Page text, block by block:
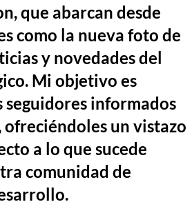
que abarcan desde
como la nueva foto de
y novedades del
Mi objetivo es
seguidores informados
un vistazo
a lo que sucede
comunidad de